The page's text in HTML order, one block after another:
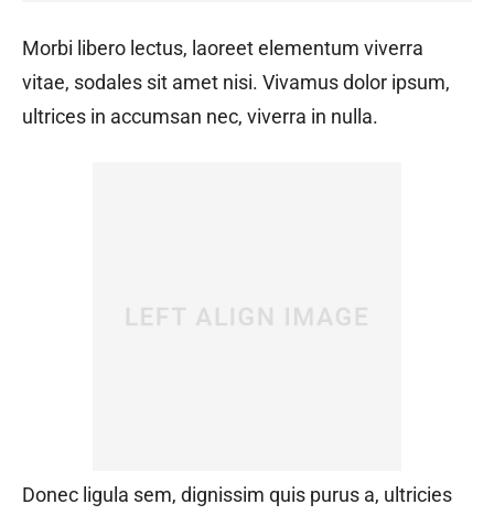
Morbi libero lectus, laoreet elementum viverra
vitae, sodales sit amet nisi. Vivamus dolor ipsum,
ultrices in accumsan nec, viverra in nulla.
Donec ligula sem, dignissim quis purus a, ultricies